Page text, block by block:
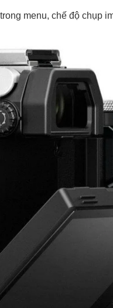
menu, chế độ chụp